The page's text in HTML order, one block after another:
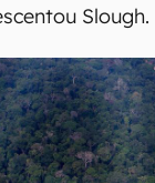
Slough.